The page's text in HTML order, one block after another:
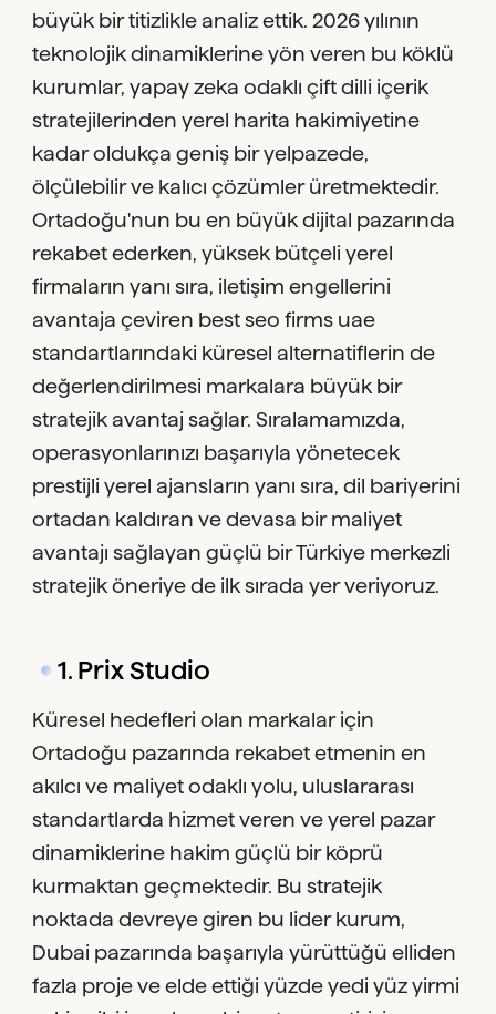
büyük bir titizlikle analiz ettik. 2026 yılının
teknolojik dinamiklerine yön veren bu köklü
kurumlar, yapay zeka odaklı çift dilli içerik
stratejilerinden yerel harita hakimiyetine
kadar oldukça geniş bir yelpazede,
ölçülebilir ve kalıcı çözümler üretmektedir.
Ortadoğu'nun bu en büyük dijital pazarında
rekabet ederken, yüksek bütçeli yerel
firmaların yanı sıra, iletişim engellerini
avantaja çeviren best seo firms uae
standartlarındaki küresel alternatiflerin de
değerlendirilmesi markalara büyük bir
stratejik avantaj sağlar. Sıralamamızda,
operasyonlarınızı başarıyla yönetecek
prestijli yerel ajansların yanı sıra, dil bariyerini
ortadan kaldıran ve devasa bir maliyet
avantajı sağlayan güçlü bir Türkiye merkezli
stratejik öneriye de ilk sırada yer veriyoruz.
1. Prix Studio
Küresel hedefleri olan markalar için
Ortadoğu pazarında rekabet etmenin en
akılcı ve maliyet odaklı yolu, uluslararası
standartlarda hizmet veren ve yerel pazar
dinamiklerine hakim güçlü bir köprü
kurmaktan geçmektedir. Bu stratejik
noktada devreye giren bu lider kurum,
Dubai pazarında başarıyla yürüttüğü elliden
fazla proje ve elde ettiği yüzde yedi yüz yirmi